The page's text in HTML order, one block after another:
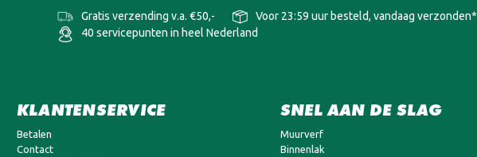
Gratis verzending v.a. €50,- Voor 23:59 uur besteld, vandaag verzonden*
40 servicepunten in heel Nederland
KLANTENSERVICE
Betalen
Contact
SNEL AAN DE SLAG
Muurverf
Binnenlak